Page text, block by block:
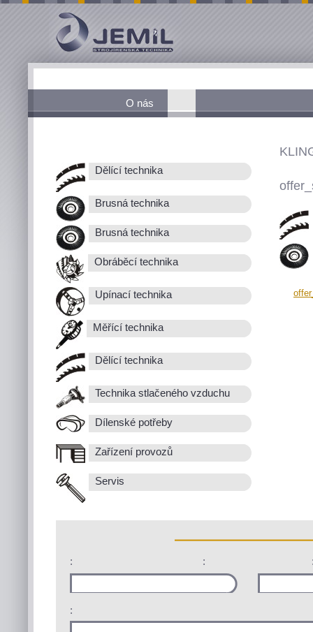
O nás
Dělící technika
Brusná technika
Brusná technika
Obráběcí technika
Upínací technika
Měřící technika
Dělící technika
Technika stlačeného vzduchu
Dílenské potřeby
Zařízení provozů
Servis
: :
: